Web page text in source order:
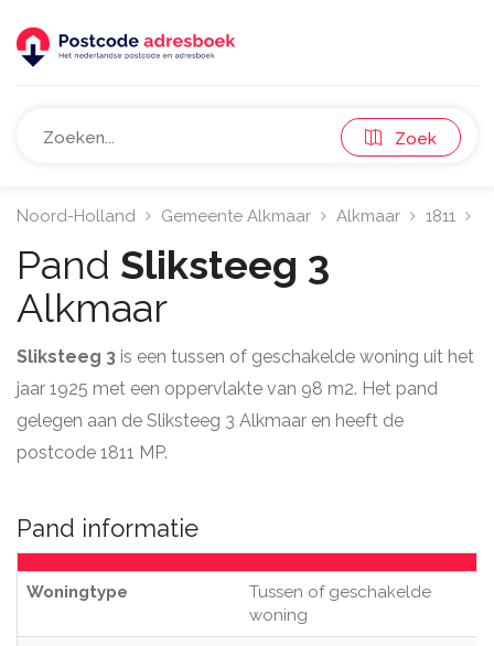
Zoek
Noord-Holland Gemeente Alkmaar Alkmaar 1811
Pand Sliksteeg 3
Alkmaar
Sliksteeg 3 is een tussen of geschakelde woning uit het
jaar 1925 met een oppervlakte van 98 m2. Het pand
gelegen aan de Sliksteeg 3 Alkmaar en heeft de
postcode 1811 MP.
Pand informatie
Woningtype
Tussen of geschakelde
woning